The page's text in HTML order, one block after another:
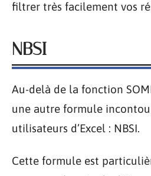
filtrer très facilement vos
NBSI
Au-delà de la fonction
une autre formule
utilisateurs d’Excel : NBSI.
Cette formule est